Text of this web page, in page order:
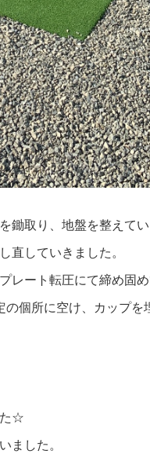
鋤取り、地盤を整えて
直していきました。
レート転圧にて締め固め
個所に空け、カップ
た☆
ました。